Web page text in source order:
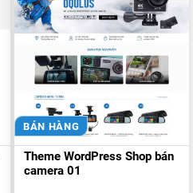
BÁN HÀNG
Theme WordPress Shop bán
camera 01